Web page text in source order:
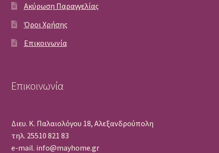
Ακύρωση Παραγγελίας
Όροι Χρήσης
Επικοινωνία
Επικοινωνία
Διευ. Κ. Παλαιολόγου 18, Αλεξανδρούπολη
τηλ. 25510 821 83
e-mail. info@mayhome.gr